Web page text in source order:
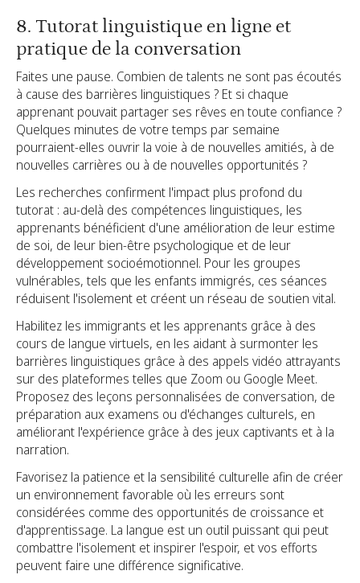
8. Tutorat linguistique en ligne et
pratique de la conversation
Faites une pause. Combien de talents ne sont pas écoutés
à cause des barrières linguistiques ? Et si chaque
apprenant pouvait partager ses rêves en toute confiance ?
Quelques minutes de votre temps par semaine
pourraient-elles ouvrir la voie à de nouvelles amitiés, à de
nouvelles carrières ou à de nouvelles opportunités ?
Les recherches confirment l'impact plus profond du
tutorat : au-delà des compétences linguistiques, les
apprenants bénéficient d'une amélioration de leur estime
de soi, de leur bien-être psychologique et de leur
développement socioémotionnel. Pour les groupes
vulnérables, tels que les enfants immigrés, ces séances
réduisent l'isolement et créent un réseau de soutien vital.
Habilitez les immigrants et les apprenants grâce à des
cours de langue virtuels, en les aidant à surmonter les
barrières linguistiques grâce à des appels vidéo attrayants
sur des plateformes telles que Zoom ou Google Meet.
Proposez des leçons personnalisées de conversation, de
préparation aux examens ou d'échanges culturels, en
améliorant l'expérience grâce à des jeux captivants et à la
narration.
Favorisez la patience et la sensibilité culturelle afin de créer
un environnement favorable où les erreurs sont
considérées comme des opportunités de croissance et
d'apprentissage. La langue est un outil puissant qui peut
combattre l'isolement et inspirer l'espoir, et vos efforts
peuvent faire une différence significative.